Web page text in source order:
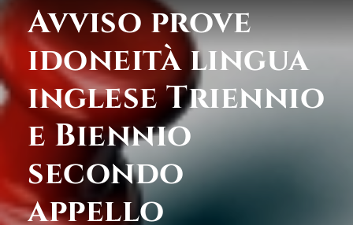
Avviso prove
idoneità lingua
inglese Triennio
e Biennio
secondo
appello